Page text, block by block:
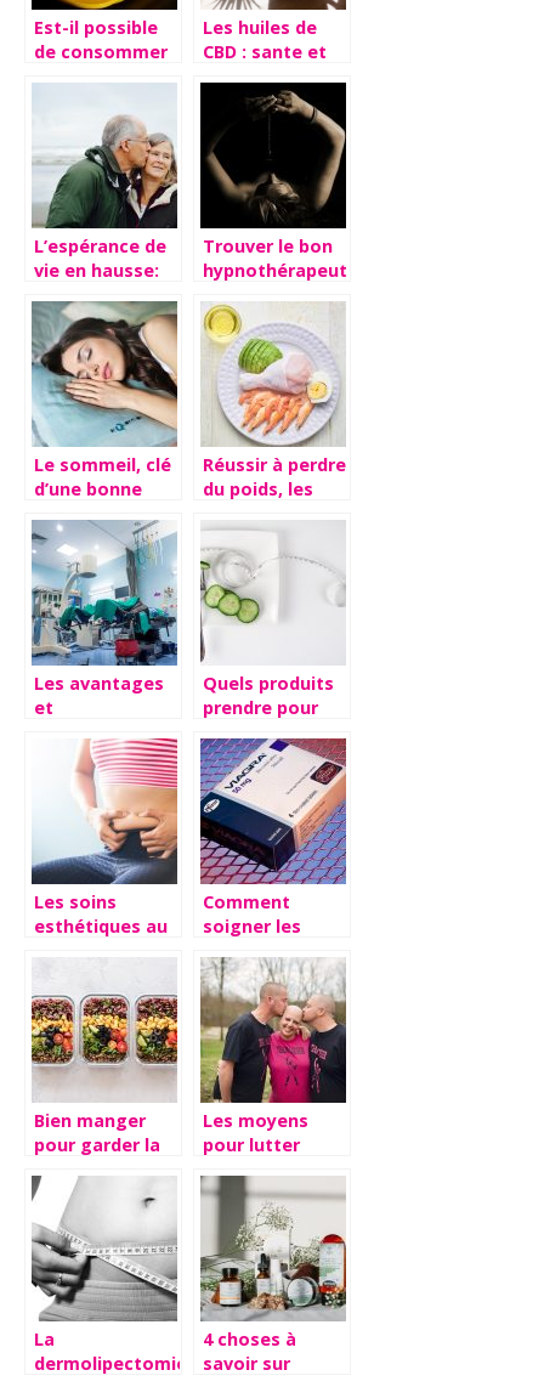
Est-il possible
de consommer
Les huiles de
CBD : sante et
au bon dosage
L’espérance de
vie en hausse:
en bonne
santé?
Trouver le bon
hypnothérapeute
votre stress
Le sommeil, clé
d’une bonne
Réussir à perdre
du poids, les
importantes.
Les avantages
et
d’une
intervention de
chirurgie
Quels produits
prendre pour
?
Les soins
esthétiques au
Comment
soigner les
au lit
Bien manger
pour garder la
astuces
Les moyens
pour lutter
calvitie et
l’alopécie
La
dermolipectomie
4 choses à
savoir sur